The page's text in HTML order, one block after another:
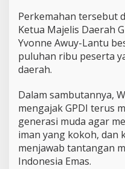
Perkemahan tersebut
Ketua Majelis Daerah
Yvonne Awuy-Lantu
puluhan ribu peserta
daerah.
Dalam sambutannya,
mengajak GPDI terus
generasi muda agar
iman yang kokoh, dan
menjawab tantangan
Indonesia Emas.